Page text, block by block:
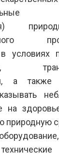
условиях
а
на
природную